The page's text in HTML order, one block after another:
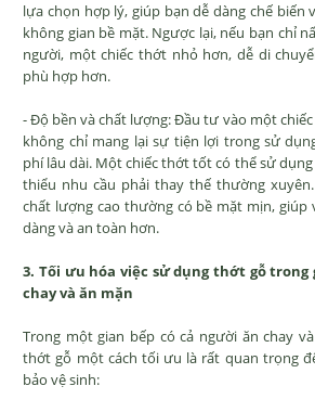
lựa chọn hợp lý, giúp bạn dễ dàng chế biến
không gian bề mặt. Ngược lại, nếu bạn chỉ
người, một chiếc thớt nhỏ hơn, dễ di
phù hợp hơn.
- Độ bền và chất lượng: Đầu tư vào một
không chỉ mang lại sự tiện lợi trong sử
phí lâu dài. Một chiếc thớt tốt có thể sử
thiểu nhu cầu phải thay thế thường
chất lượng cao thường có bề mặt mịn, giúp
dàng và an toàn hơn.
3. Tối ưu hóa việc sử dụng thớt gỗ trong
chay và ăn mặn
Trong một gian bếp có cả người ăn chay
thớt gỗ một cách tối ưu là rất quan trọng
bảo vệ sinh: